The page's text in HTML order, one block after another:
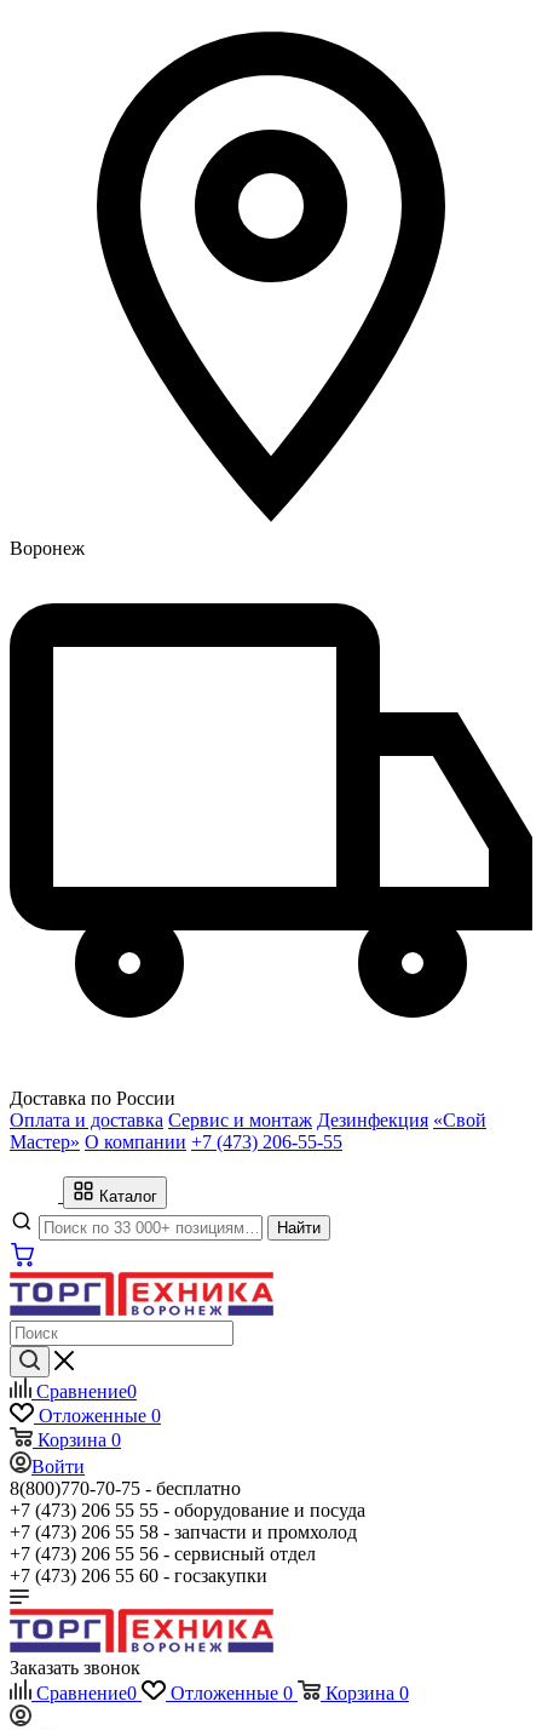
Воронеж
Доставка по России
Оплата и доставка Сервис и монтаж Дезинфекция «Свой
Мастер» О компании +7 (473) 206-55-55
Каталог
Найти
Сравнение0
Отложенные 0
Корзина 0
Войти
8(800)770-70-75 - бесплатно
+7 (473) 206 55 55 - оборудование и посуда
+7 (473) 206 55 58 - запчасти и промхолод
+7 (473) 206 55 56 - сервисный отдел
+7 (473) 206 55 60 - госзакупки
Заказать звонок
Сравнение0 Отложенные 0 Корзина 0